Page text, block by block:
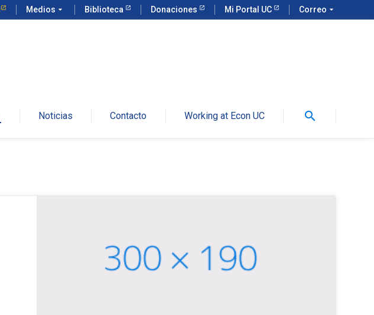
Medios arrow_drop_down Biblioteca Donaciones Mi Portal UC Correo arrow_drop_down
Noticias Contacto Working at Econ UC search